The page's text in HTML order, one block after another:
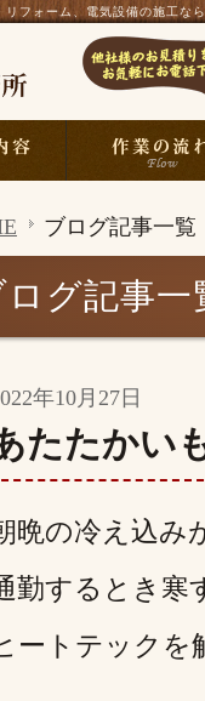
フォーム、電気設備の施工な
ブログ記事一覧
ログ記事一
年10月27日
たたかい
晩の冷え込み
勤するとき寒
ートテックを